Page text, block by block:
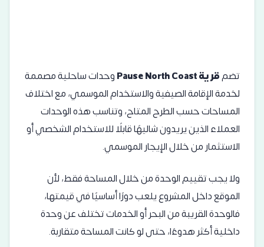
تضمقرية Pause North Coast
وحدات ساحلية مصممة
لخدمة الإقامة الصيفية والاستخدام الموسمي، مع اختلاف
المساحات حسب الطرح المتاح، وتناسب هذه الوحدات
العملاء الذين يريدون شاليهًا قابلًا للاستخدام الشخصي أو
الاستثمار من خلال الإيجار الموسمي.
ولا يجب تقييم الوحدة من خلال المساحة فقط، لأن
الموقع داخل المشروع يلعب دورًا أساسيًا في قيمتها،
فالوحدة القريبة من البحر أو الخدمات تختلف عن وحدة
داخلية أكثر هدوءًا، حتى لو كانت المساحة متقاربة.